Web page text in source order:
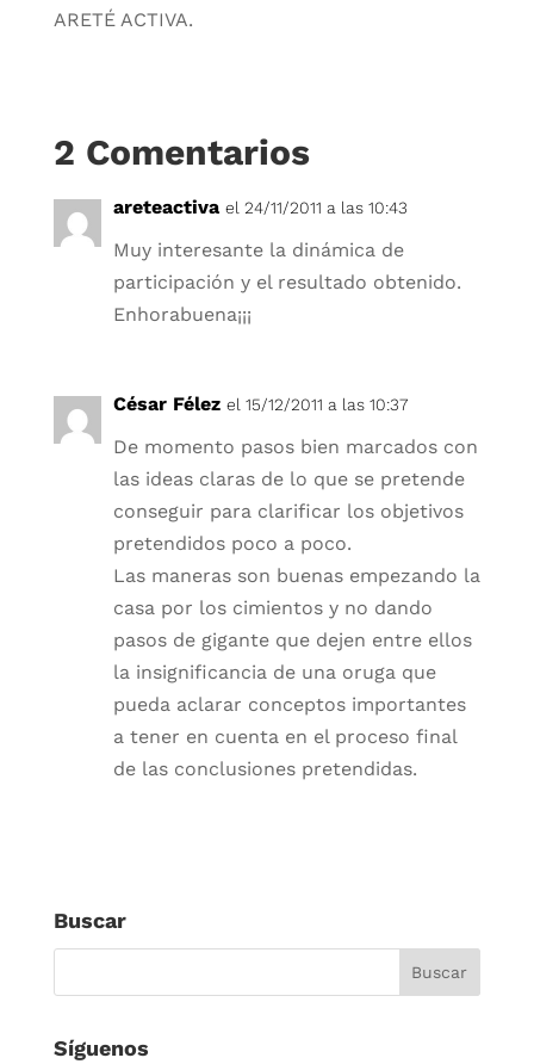
ARETÉ ACTIVA.
2 Comentarios
areteactiva el 24/11/2011 a las 10:43
Muy interesante la dinámica de
participación y el resultado obtenido.
Enhorabuena¡¡¡
César Félez el 15/12/2011 a las 10:37
De momento pasos bien marcados con
las ideas claras de lo que se pretende
conseguir para clarificar los objetivos
pretendidos poco a poco.
Las maneras son buenas empezando la
casa por los cimientos y no dando
pasos de gigante que dejen entre ellos
la insignificancia de una oruga que
pueda aclarar conceptos importantes
a tener en cuenta en el proceso final
de las conclusiones pretendidas.
Buscar
Síguenos